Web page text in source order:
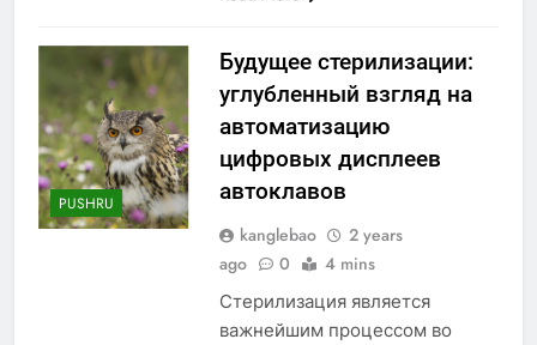
PUSHRU
Будущее стерилизации:
углубленный взгляд на
автоматизацию
цифровых дисплеев
автоклавов
kanglebao
2 years
ago
0 4 mins
Стерилизация является
важнейшим процессом во